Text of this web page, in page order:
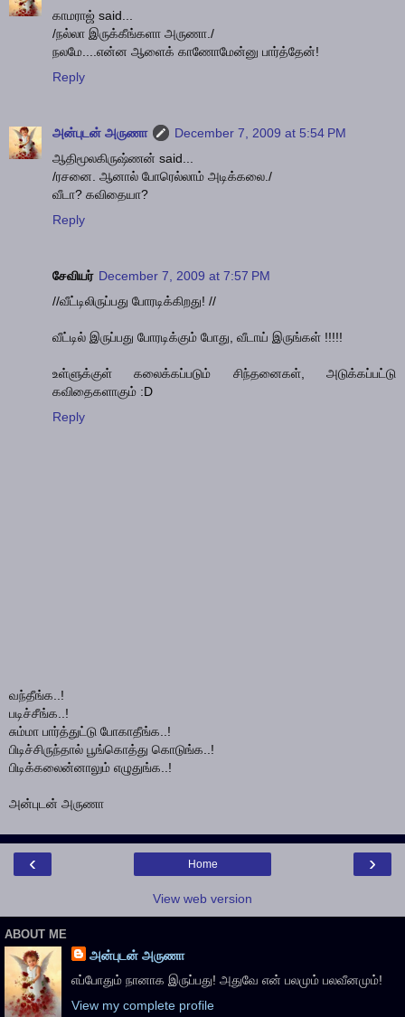
காமராஜ் said...
/நல்லா இருக்கீங்களா அருணா./
நலமே....என்ன ஆளைக் காணோமேன்னு பார்த்தேன்!
Reply
அன்புடன் அருணா
December 7, 2009 at 5:54 PM
ஆதிமூலகிருஷ்ணன் said...
/ரசனை. ஆனால் போரெல்லாம் அடிக்கலை./
வீடா? கவிதையா?
Reply
சேவியர் December 7, 2009 at 7:57 PM
//வீட்டிலிருப்பது போரடிக்கிறது! //
வீட்டில் இருப்பது போரடிக்கும் போது, வீடாய் இருங்கள் !!!!!
உள்ளுக்குள் கலைக்கப்படும் சிந்தனைகள், அடுக்கப்பட்டு
கவிதைகளாகும் :D
Reply
வந்தீங்க..!
படிச்சீங்க..!
சும்மா பார்த்துட்டு போகாதீங்க..!
பிடிச்சிருந்தால் பூங்கொத்து கொடுங்க..!
பிடிக்கலைன்னாலும் எழுதுங்க..!
அன்புடன் அருணா
‹ ›
Home
View web version
ABOUT ME
அன்புடன் அருணா
எப்போதும் நானாக இருப்பது! அதுவே என் பலமும் பலவீனமும்!
View my complete profile